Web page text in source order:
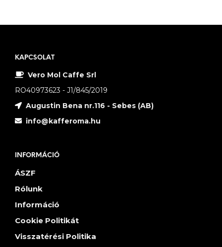
KAPCSOLAT
Vero Mol Caffe Srl
RO40973623 - J1/845/2019
Augustin Bena nr.116 - Sebes (AB)
info@kafferoma.hu
INFORMÁCIÓ
ÁSZF
Rólunk
Információ
Cookie Politikát
Visszatérési Politika